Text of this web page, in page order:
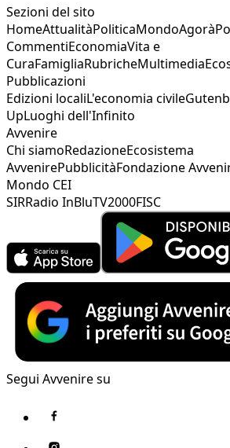
Sezioni del sito
HomeAttualitàPoliticaMondoAgorà
CommentiEconomiaVita e
CuraFamigliaRubricheMultimedia
Pubblicazioni
Edizioni localiL'economia civile
UpLuoghi dell'Infinito
Avvenire
Chi siamoRedazioneEcosistema
AvvenirePubblicitàFondazione
Mondo CEI
SIRRadio InBluTV2000FISC
Segui Avvenire su